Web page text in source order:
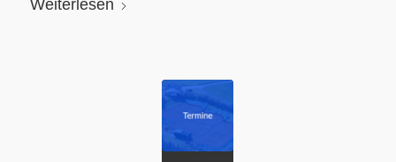
Weiterlesen